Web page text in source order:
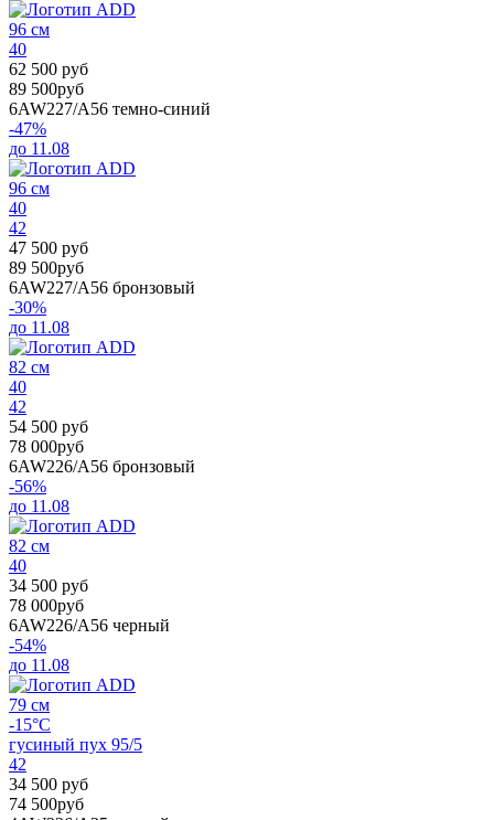
96 см
40
62 500 руб
89 500руб
6AW227/A56 темно-синий
-47%
до 11.08
96 см
40
42
47 500 руб
89 500руб
6AW227/A56 бронзовый
-30%
до 11.08
82 см
40
42
54 500 руб
78 000руб
6AW226/A56 бронзовый
-56%
до 11.08
82 см
40
34 500 руб
78 000руб
6AW226/A56 черный
-54%
до 11.08
79 см
-15°C
гусиный пух 95/5
42
34 500 руб
74 500руб